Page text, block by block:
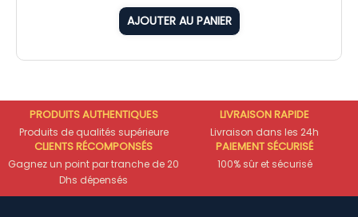
AJOUTER AU PANIER
PRODUITS AUTHENTIQUES
Produits de qualités supérieure
LIVRAISON RAPIDE
Livraison dans les 24h
CLIENTS RÉCOMPONSÉS
Gagnez un point par tranche de 20
Dhs dépensés
PAIEMENT SÉCURISÉ
100% sûr et sécurisé